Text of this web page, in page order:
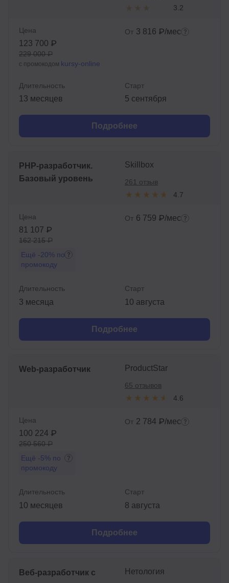
3.2
Цена
123 700 ₽
229 000 ₽
с промокодом kursy-online
От 3 816 ₽/мес
Длительность
13 месяцев
Старт
5 сентября
Подробнее
PHP-разработчик.
Базовый уровень
Skillbox
4.7
261 отзыв
Цена
81 107 ₽
162 215 ₽
Ещё -20% по
промокоду
От 6 759 ₽/мес
Длительность
3 месяца
Старт
10 августа
Подробнее
Web-разработчик ProductStar
4.6
65 отзывов
Цена
100 224 ₽
250 560 ₽
Ещё -5% по
промокоду
От 2 784 ₽/мес
Длительность
10 месяцев
Старт
8 августа
Подробнее
Веб-разработчик с
Нетология